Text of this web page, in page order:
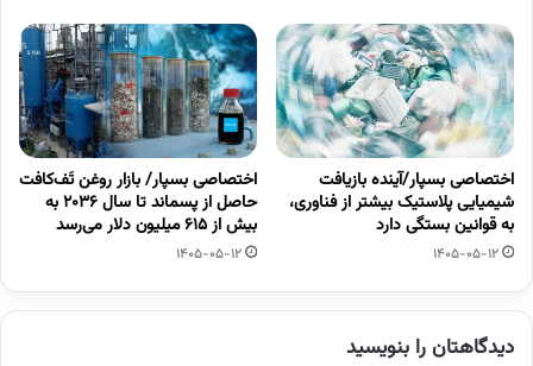
اختصاصی بسپار/آینده بازیافت
شیمیایی پلاستیک بیشتر از فناوری،
به قوانین بستگی دارد
1405-05-12
اختصاصی بسپار/ بازار روغن تَف‌کافت
حاصل از پسماند تا سال ۲۰۳۶ به
بیش از ۶۱۵ میلیون دلار می‌رسد
1405-05-12
دیدگاهتان را بنویسید